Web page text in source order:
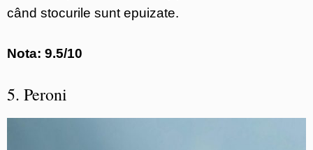
când stocurile sunt epuizate.
Nota: 9.5/10
5. Peroni